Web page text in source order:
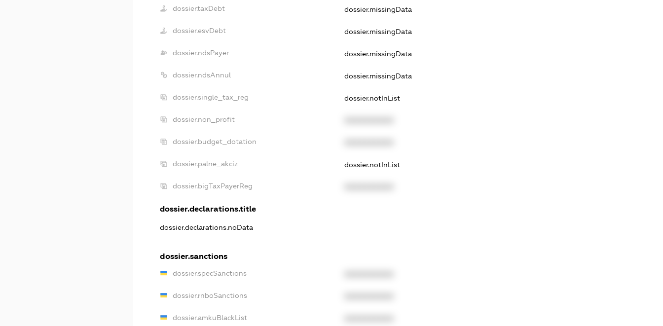
dossier.taxDebt dossier.missingData
dossier.esvDebt dossier.missingData
dossier.ndsPayer dossier.missingData
dossier.ndsAnnul dossier.missingData
dossier.single_tax_reg dossier.notInList
dossier.non_profit
dossier.budget_dotation
dossier.palne_akciz dossier.notInList
dossier.bigTaxPayerReg
dossier.declarations.title
dossier.declarations.noData
dossier.sanctions
dossier.specSanctions
dossier.rnboSanctions
dossier.amkuBlackList